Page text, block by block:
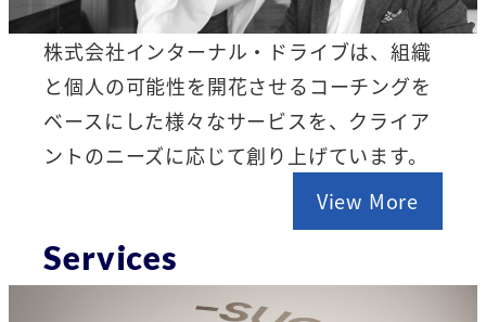
株式会社インターナル・ドライブは、組織
と個人の可能性を開花させるコーチングを
ベースにした様々なサービスを、クライア
ントのニーズに応じて創り上げています。
View More
Services